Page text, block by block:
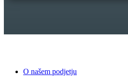
O našem podjetju